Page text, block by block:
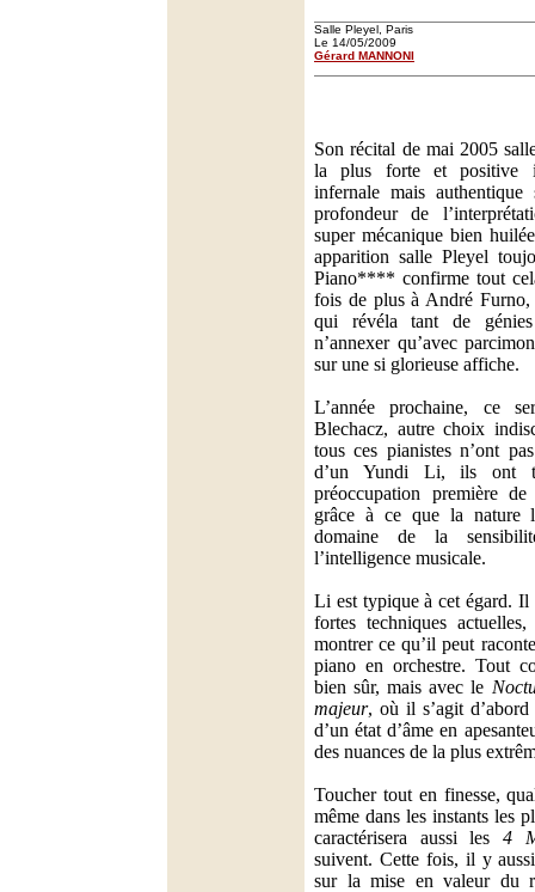
Salle Pleyel, Paris
Le 14/05/2009
Gérard MANNONI
Son récital de mai 2005
la plus forte et positive
infernale mais
profondeur de
super mécanique bien
apparition salle Pleyel
Piano**** confirme tout
fois de plus à André Furno,
qui révéla tant de
n’annexer qu’avec
sur une si glorieuse affiche.
L’année prochaine, ce
Blechacz, autre choix
tous ces pianistes n’ont
d’un Yundi Li, ils ont
préoccupation première
grâce à ce que la nature
domaine de la
l’intelligence musicale.
Li est typique à cet égard. Il
fortes techniques
montrer ce qu’il peut
piano en orchestre. Tout
bien sûr, mais avec le
majeur, où il s’agit
d’un état d’âme en
des nuances de la plus
Toucher tout en finesse,
même dans les instants les
caractérisera aussi les4
suivent. Cette fois, il y
sur la mise en valeur du